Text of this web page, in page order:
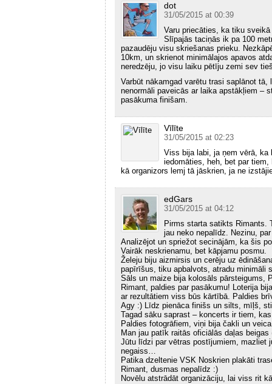
dot
31/05/2015 at 00:39
Varu priecāties, ka tiku
Slīpajās taciņās ik pa 100
pazaudēju visu skriešanas prieku.
10km, un skrienot minimālajos apavos
neredzēju, jo visu laiku pētīju zemi sev
Varbūt nākamgad varētu trasi saplānot
nenormāli paveicās ar laika apstākļiem –
pasākuma finišam.
Vīlīte
31/05/2015 at 02:23
Viss bija labi, ja ņem vērā,
iedomāties, heh, bet par
kā organizors lemj tā jāskrien, ja ne
edGars
31/05/2015 at 04:12
Pirms starta satikts Rimants.
jau neko nepalīdz. Nezinu,
Analizējot un spriežot secinājām, ka šis
Vairāk neskrienamu, bet kāpjamu posmu.
Želeju biju aizmirsis un cerēju uz
papīrīšus, tiku apbalvots, atradu minimāli
Sāls un maize bija kolosāls pārsteigums,
Rimant, paldies par pasākumu! Loterija
ar rezultātiem viss būs kārtībā. Paldies
Agy :) Līdz pienāca finišs un silts, mīļš,
Tagad sāku saprast – koncerts ir tiem,
Paldies fotogrāfiem, viņi bija čakli un
Man jau patīk raitās oficiālās daļas beigas
Jūtu līdzi par vētras postījumiem, mazliet
negaiss…
Patika dzeltenie VSK Noskrien plakāti
Rimant, dusmas nepalīdz :)
Novēlu atstrādāt organizāciju, lai viss rit